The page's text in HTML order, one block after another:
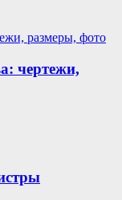
чертежи,